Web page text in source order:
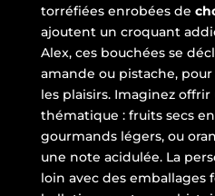
torréfiées enrobées de
ajoutent un croquant
Alex, ces bouchées se
amande ou pistache,
les plaisirs. Imaginez
thématique : fruits secs
gourmands légers, ou
une note acidulée. La
loin avec des emballages